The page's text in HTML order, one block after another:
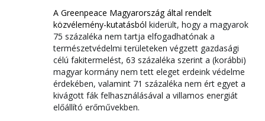
A Greenpeace Magyarország által rendelt
közvélemény-kutatásból kiderült, hogy a magyarok
75 százaléka nem tartja elfogadhatónak a
természetvédelmi területeken végzett gazdasági
célú fakitermelést, 63 százaléka szerint a (korábbi)
magyar kormány nem tett eleget erdeink védelme
érdekében, valamint 71 százaléka nem ért egyet a
kivágott fák felhasználásával a villamos energiát
előállító erőművekben.